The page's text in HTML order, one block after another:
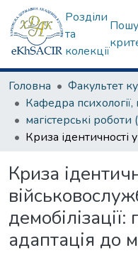
Розділи
та
колекції
Головна
Криза
демобілізації:
адаптація до